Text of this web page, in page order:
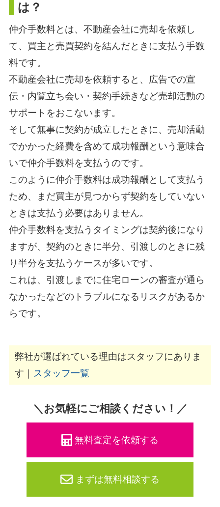
は？
仲介手数料とは、不動産会社に売却を依頼し
て、買主と売買契約を結んだときに支払う手数
料です。
不動産会社に売却を依頼すると、広告での宣
伝・内覧立ち会い・契約手続きなど売却活動の
サポートをおこないます。
そして無事に契約が成立したときに、売却活動
でかかった経費を含めて成功報酬という意味合
いで仲介手数料を支払うのです。
このように仲介手数料は成功報酬として支払う
ため、まだ買主が見つからず契約をしていない
ときは支払う必要はありません。
仲介手数料を支払うタイミングは契約後になり
ますが、契約のときに半分、引渡しのときに残
り半分を支払うケースが多いです。
これは、引渡しまでに住宅ローンの審査が通ら
なかったなどのトラブルになるリスクがあるか
らです。
弊社が選ばれている理由はスタッフにありま
す｜
スタッフ一覧
＼お気軽にご相談ください！／
無料査定を依頼する
まずは無料相談する